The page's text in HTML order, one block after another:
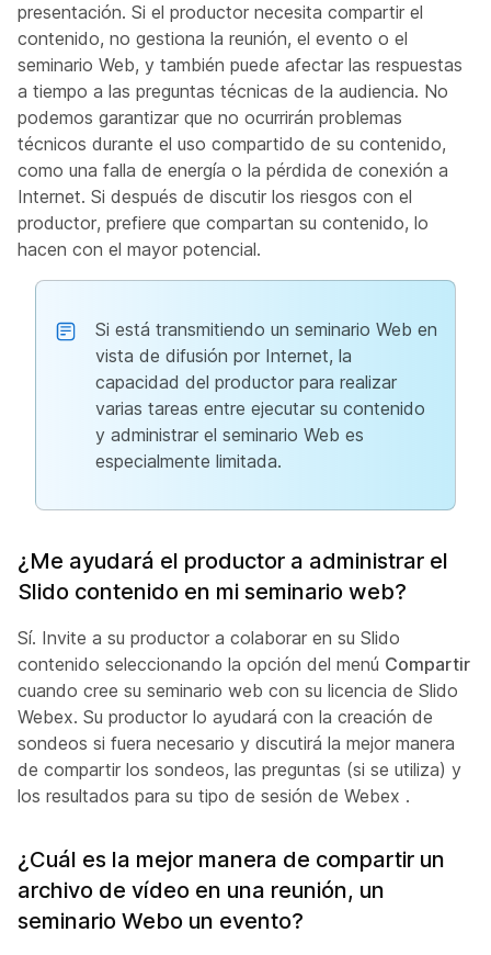
presentación. Si el productor necesita compartir el
contenido, no gestiona la reunión, el evento o el
seminario Web, y también puede afectar las respuestas
a tiempo a las preguntas técnicas de la audiencia. No
podemos garantizar que no ocurrirán problemas
técnicos durante el uso compartido de su contenido,
como una falla de energía o la pérdida de conexión a
Internet. Si después de discutir los riesgos con el
productor, prefiere que compartan su contenido, lo
hacen con el mayor potencial.
Si está transmitiendo un seminario Web en
vista de difusión por Internet, la
capacidad del productor para realizar
varias tareas entre ejecutar su contenido
y administrar el seminario Web es
especialmente limitada.
¿Me ayudará el productor a administrar el
Slido contenido en mi seminario web?
Sí. Invite a su productor a colaborar en su Slido
contenido seleccionando la opción del menú Compartir
cuando cree su seminario web con su licencia de Slido
Webex. Su productor lo ayudará con la creación de
sondeos si fuera necesario y discutirá la mejor manera
de compartir los sondeos, las preguntas (si se utiliza) y
los resultados para su tipo de sesión de Webex .
¿Cuál es la mejor manera de compartir un
archivo de vídeo en una reunión, un
seminario Webo un evento?